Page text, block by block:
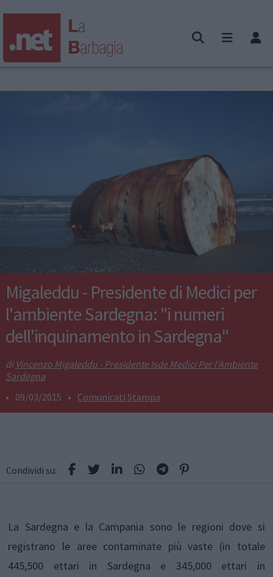
Migaleddu - Presidente di Medici per
l'ambiente Sardegna: "i numeri
dell'inquinamento in Sardegna"
Vincenzo Migaleddu - Presidente Isde Medici Per l'Ambiente
Sardegna
• 09/03/2015 • Comunicati Stampa
Condividi su:
La Sardegna e la Campania sono le regioni dove si
registrano le aree contaminate più vaste (in totale
445,500 ettari in Sardegna e 345,000 ettari in